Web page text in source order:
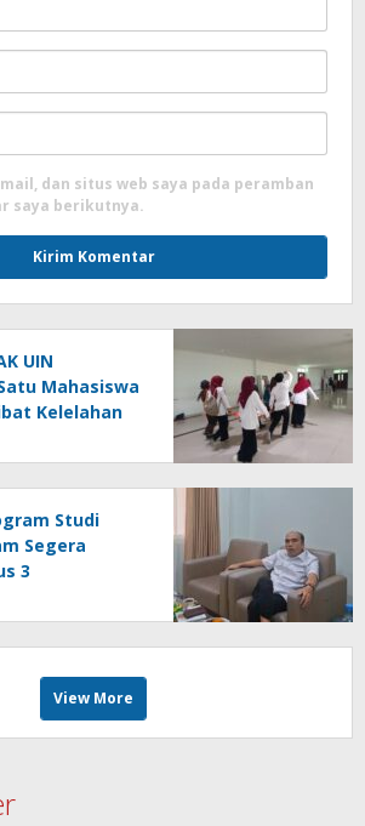
dan situs web saya pada peramban
saya berikutnya.
UIN
Mahasiswa
Kelelahan
Studi
Segera
3
View More